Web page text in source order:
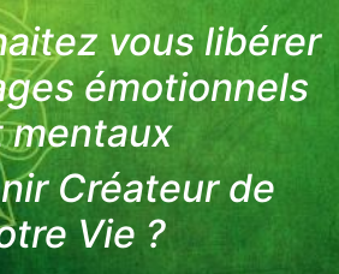
vous libérer
émotionnels
mentaux
Créateur de
Vie ?